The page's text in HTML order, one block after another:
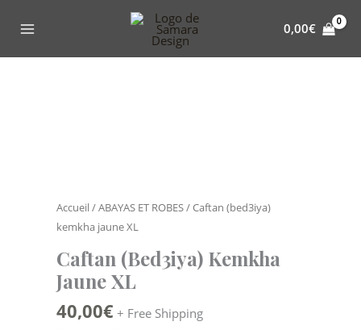
0,00€
Accueil/ABAYAS ET ROBES/ Caftan (bed3iya)
kemkha jaune XL
Caftan (bed3iya) Kemkha
Jaune XL
40,00€ + Free Shipping